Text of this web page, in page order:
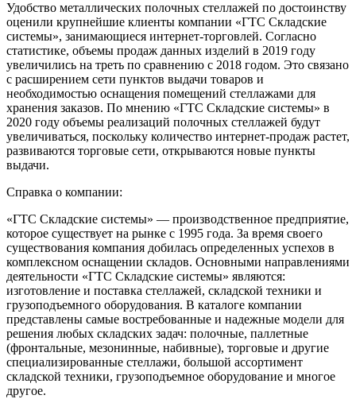
Удобство металлических полочных стеллажей по достоинству
оценили крупнейшие клиенты компании «ГТС Складские
системы», занимающиеся интернет-торговлей. Согласно
статистике, объемы продаж данных изделий в 2019 году
увеличились на треть по сравнению с 2018 годом. Это связано
с расширением сети пунктов выдачи товаров и
необходимостью оснащения помещений стеллажами для
хранения заказов. По мнению «ГТС Складские системы» в
2020 году объемы реализаций полочных стеллажей будут
увеличиваться, поскольку количество интернет-продаж растет,
развиваются торговые сети, открываются новые пункты
выдачи.
Справка о компании:
«ГТС Складские системы» — производственное предприятие,
которое существует на рынке с 1995 года. За время своего
существования компания добилась определенных успехов в
комплексном оснащении складов. Основными направлениями
деятельности «ГТС Складские системы» являются:
изготовление и поставка стеллажей, складской техники и
грузоподъемного оборудования. В каталоге компании
представлены самые востребованные и надежные модели для
решения любых складских задач: полочные, паллетные
(фронтальные, мезонинные, набивные), торговые и другие
специализированные стеллажи, большой ассортимент
складской техники, грузоподъемное оборудование и многое
другое.